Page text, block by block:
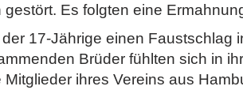
gestört. Es folgten eine
17-Jährige einen Faustschlag
Brüder fühlten sich in
Mitglieder ihres Vereins aus